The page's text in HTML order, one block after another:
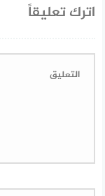
اترك تعليقاً